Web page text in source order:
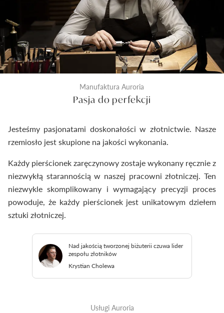
Manufaktura Auroria
Pasja do perfekcji
Jesteśmy pasjonatami doskonałości w złotnictwie. Nasze
rzemiosło jest skupione na jakości wykonania.
Każdy pierścionek zaręczynowy zostaje wykonany ręcznie z
niezwykłą starannością w naszej pracowni złotniczej. Ten
niezwykle skomplikowany i wymagający precyzji proces
powoduje, że każdy pierścionek jest unikatowym dziełem
sztuki złotniczej.
Nad jakością tworzonej biżuterii czuwa lider
zespołu złotników
Krystian Cholewa
Usługi Auroria